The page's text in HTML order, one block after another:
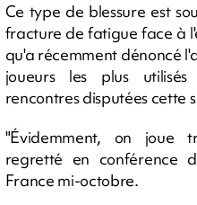
Ce type de blessure est
fracture de fatigue face à
qu'a récemment dénoncé
joueurs les plus
rencontres disputées cette
"Évidemment, on joue
regretté en conférence
France mi-octobre.